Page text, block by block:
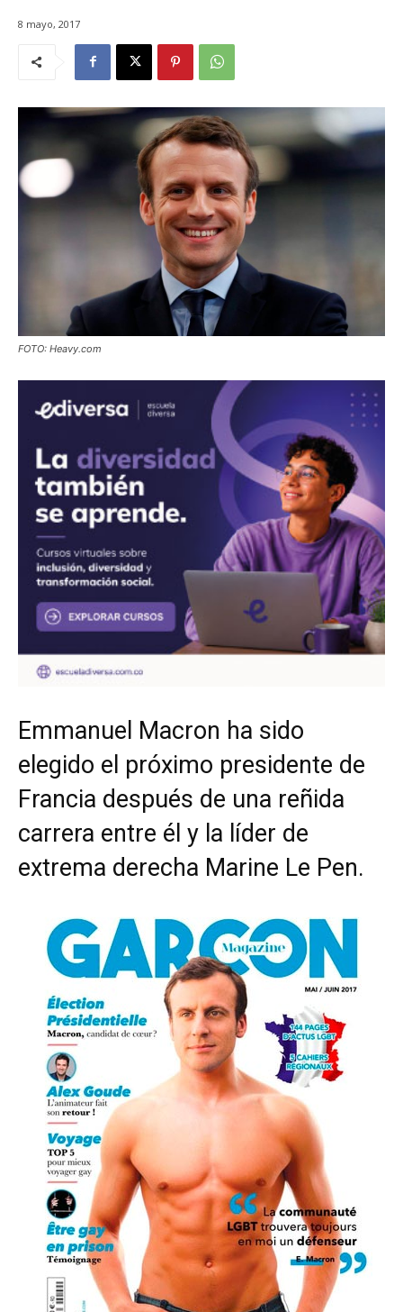
8 mayo, 2017
FOTO: Heavy.com
Emmanuel Macron ha sido
elegido el próximo presidente de
Francia después de una reñida
carrera entre él y la líder de
extrema derecha Marine Le Pen.